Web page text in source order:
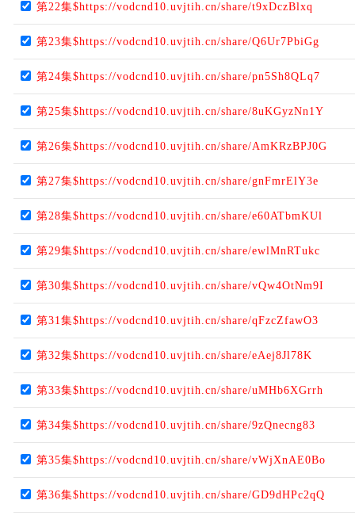
第22集$https://vodcnd10.uvjtih.cn/share/t9xDczBlxq
第23集$https://vodcnd10.uvjtih.cn/share/Q6Ur7PbiGg
第24集$https://vodcnd10.uvjtih.cn/share/pn5Sh8QLq7
第25集$https://vodcnd10.uvjtih.cn/share/8uKGyzNn1Y
第26集$https://vodcnd10.uvjtih.cn/share/AmKRzBPJ0G
第27集$https://vodcnd10.uvjtih.cn/share/gnFmrElY3e
第28集$https://vodcnd10.uvjtih.cn/share/e60ATbmKUl
第29集$https://vodcnd10.uvjtih.cn/share/ewlMnRTukc
第30集$https://vodcnd10.uvjtih.cn/share/vQw4OtNm9I
第31集$https://vodcnd10.uvjtih.cn/share/qFzcZfawO3
第32集$https://vodcnd10.uvjtih.cn/share/eAej8Jl78K
第33集$https://vodcnd10.uvjtih.cn/share/uMHb6XGrrh
第34集$https://vodcnd10.uvjtih.cn/share/9zQnecng83
第35集$https://vodcnd10.uvjtih.cn/share/vWjXnAE0Bo
第36集$https://vodcnd10.uvjtih.cn/share/GD9dHPc2qQ